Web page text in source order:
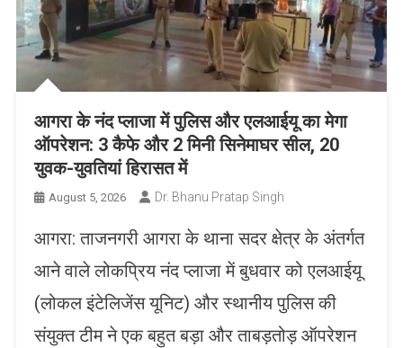
आगरा के नंद प्लाजा में पुलिस और एलआईयू का मेगा
ऑपरेशन: 3 कैफे और 2 मिनी सिनेमाघर सील, 20
युवक-युवतियां हिरासत में
August 5, 2026 Dr. Bhanu Pratap Singh
आगरा: ताजनगरी आगरा के थाना सदर क्षेत्र के अंतर्गत
आने वाले लोकप्रिय नंद प्लाजा में बुधवार को एलआईयू
(लोकल इंटेलिजेंस यूनिट) और स्थानीय पुलिस की
संयुक्त टीम ने एक बहुत बड़ा और ताबड़तोड़ ऑपरेशन